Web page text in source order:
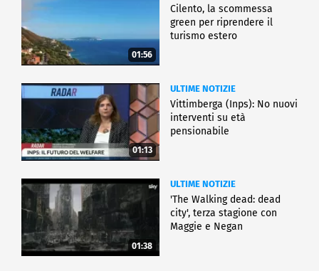
01:56
Cilento, la scommessa
green per riprendere il
turismo estero
01:13
ULTIME NOTIZIE
Vittimberga (Inps): No nuovi
interventi su età
pensionabile
01:38
ULTIME NOTIZIE
'The Walking dead: dead
city', terza stagione con
Maggie e Negan